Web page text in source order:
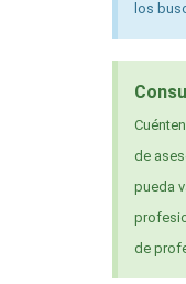
los
de
pueda
de